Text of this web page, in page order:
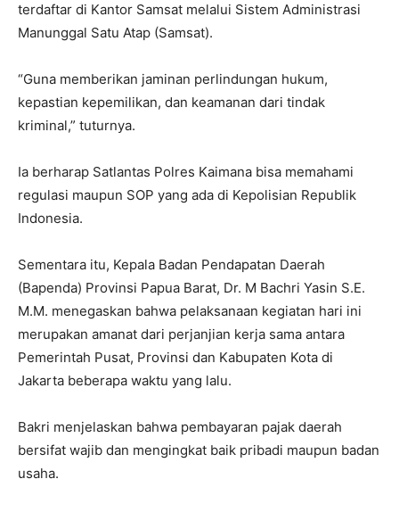
terdaftar di Kantor Samsat melalui Sistem Administrasi
Manunggal Satu Atap (Samsat).
“Guna memberikan jaminan perlindungan hukum,
kepastian kepemilikan, dan keamanan dari tindak
kriminal,” tuturnya.
Ia berharap Satlantas Polres Kaimana bisa memahami
regulasi maupun SOP yang ada di Kepolisian Republik
Indonesia.
Sementara itu, Kepala Badan Pendapatan Daerah
(Bapenda) Provinsi Papua Barat, Dr. M Bachri Yasin S.E.
M.M. menegaskan bahwa pelaksanaan kegiatan hari ini
merupakan amanat dari perjanjian kerja sama antara
Pemerintah Pusat, Provinsi dan Kabupaten Kota di
Jakarta beberapa waktu yang lalu.
Bakri menjelaskan bahwa pembayaran pajak daerah
bersifat wajib dan mengingkat baik pribadi maupun badan
usaha.